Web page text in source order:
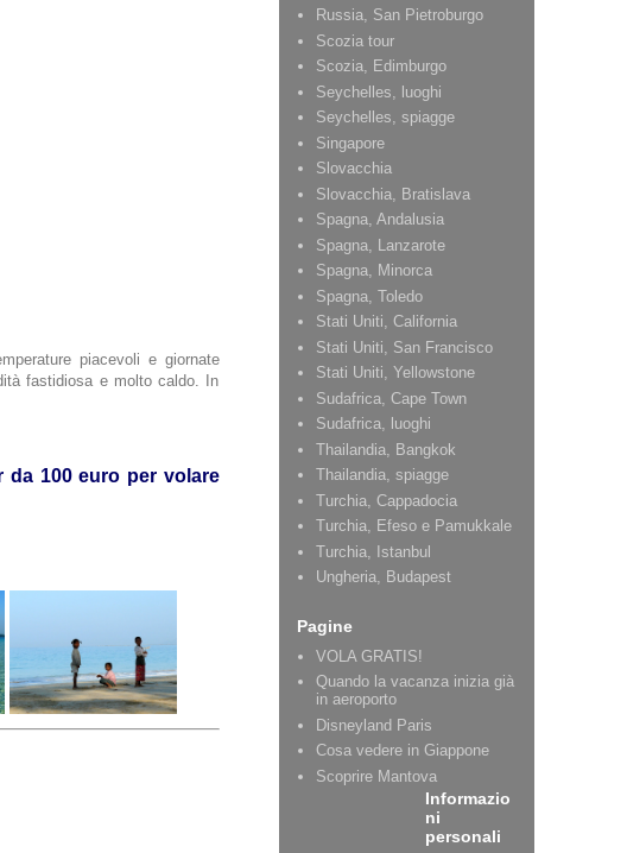
piacevoli e giornate
fastidiosa e molto caldo. In
100 euro per volare
Russia, San Pietroburgo
Scozia tour
Scozia, Edimburgo
Seychelles, luoghi
Seychelles, spiagge
Singapore
Slovacchia
Slovacchia, Bratislava
Spagna, Andalusia
Spagna, Lanzarote
Spagna, Minorca
Spagna, Toledo
Stati Uniti, California
Stati Uniti, San Francisco
Stati Uniti, Yellowstone
Sudafrica, Cape Town
Sudafrica, luoghi
Thailandia, Bangkok
Thailandia, spiagge
Turchia, Cappadocia
Turchia, Efeso e Pamukkale
Turchia, Istanbul
Ungheria, Budapest
Pagine
VOLA GRATIS!
Quando la vacanza inizia già
in aeroporto
Disneyland Paris
Cosa vedere in Giappone
Scoprire Mantova
Informazio
ni
personali